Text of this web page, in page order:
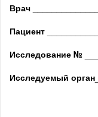
Врач
Пациент
Исследование №
Исследуемый орган